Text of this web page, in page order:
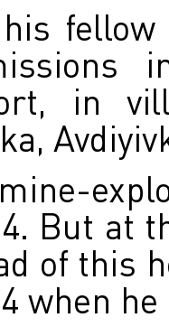
in
But at
of this
when